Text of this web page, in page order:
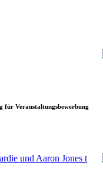
für Veranstaltungsbewerbung